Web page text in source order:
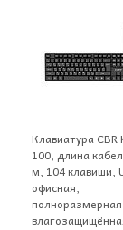
Клавиатура CBR
100, длина
м, 104 клавиши,
офисная,